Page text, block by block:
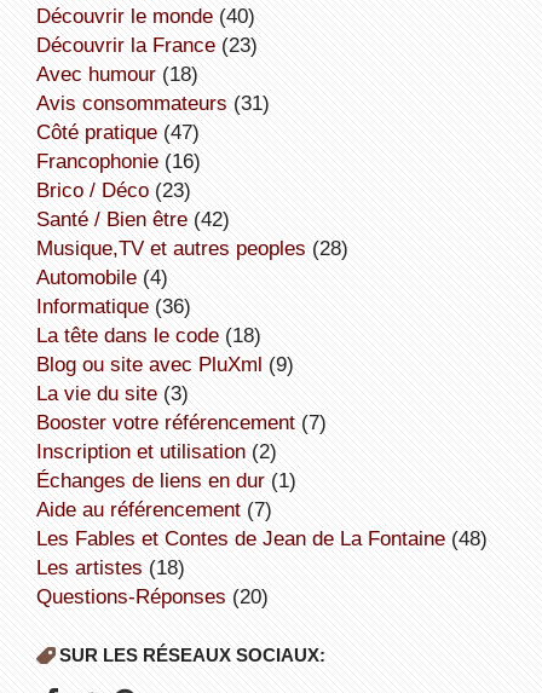
découvrir le monde(40)
découvrir la France(23)
avec humour(18)
avis consommateurs (31)
côté pratique(47)
Francophonie(16)
Brico / Déco(23)
Santé / Bien être(42)
Musique,TV et autres peoples (28)
Automobile(4)
informatique(36)
la tête dans le code(18)
Blog ou site avec PluXml (9)
la vie du site(3)
booster votre référencement(7)
inscription et utilisation(2)
échanges de liens en dur(1)
aide au référencement(7)
Les Fables et Contes de Jean de La Fontaine(48)
Les artistes (18)
Questions-Réponses (20)
SUR LES RÉSEAUX SOCIAUX: